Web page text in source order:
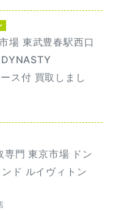
場 東武豊春駅西口
ス付 買取しまし
専門 東京市場 ドン
ド ルイヴィトン